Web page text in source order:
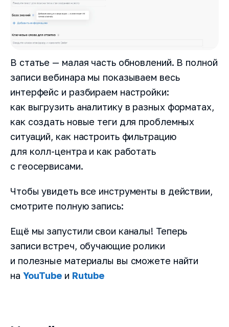
В статье — малая часть обновлений. В полной
записи вебинара мы показываем весь
интерфейс и разбираем настройки:
как выгрузить аналитику в разных форматах,
как создать новые теги для проблемных
ситуаций, как настроить фильтрацию
для колл-центра и как работать
с геосервисами.
Чтобы увидеть все инструменты в действии,
смотрите полную запись:
Ещё мы запустили свои каналы! Теперь
записи встреч, обучающие ролики
и полезные материалы вы сможете найти
на YouTube и Rutube